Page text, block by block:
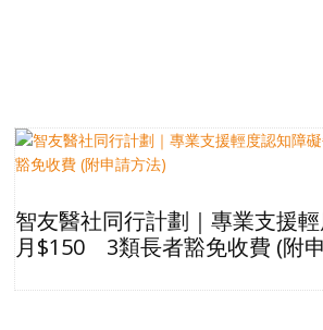
智友醫社同行計劃｜專業支援
月$150 3類長者豁免收費 (附